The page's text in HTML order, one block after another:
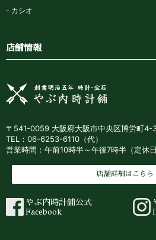
カシオ
店舗情報
〒541-0059 大阪府大阪市中央区博労町4-
TEL：06-6253-6110（代）
営業時間：午前10時半～午後7時半（定休日
店舗詳細はこちら
やぶ内時計舗公式
Facebook